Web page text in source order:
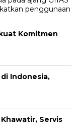
Komitmen
di Indonesia,
Servis